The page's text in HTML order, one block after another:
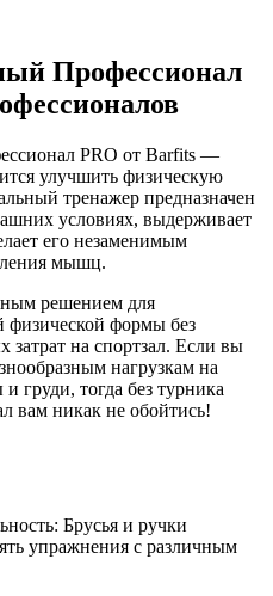
Профессионал
PRO от Barfits —
улучшить физическую
тренажер предназначен
условиях, выдерживает
его незаменимым
мышц.
решением для
физической формы без
на спортзал. Если вы
нагрузкам на
тогда без турника
вам никак не обойтись!
Брусья и ручки
упражнения с различным